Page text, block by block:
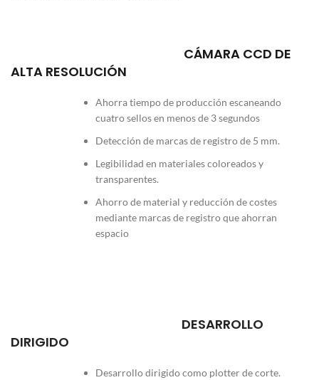
CÁMARA CCD DE
ALTA RESOLUCIÓN
Ahorra tiempo de producción escaneando
cuatro sellos en menos de 3 segundos
Detección de marcas de registro de 5 mm.
Legibilidad en materiales coloreados y
transparentes.
Ahorro de material y reducción de costes
mediante marcas de registro que ahorran
espacio
DESARROLLO
DIRIGIDO
Desarrollo dirigido como plotter de corte.